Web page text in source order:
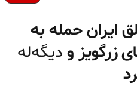
ایران حمله به
زرگویز و دیگه‌له